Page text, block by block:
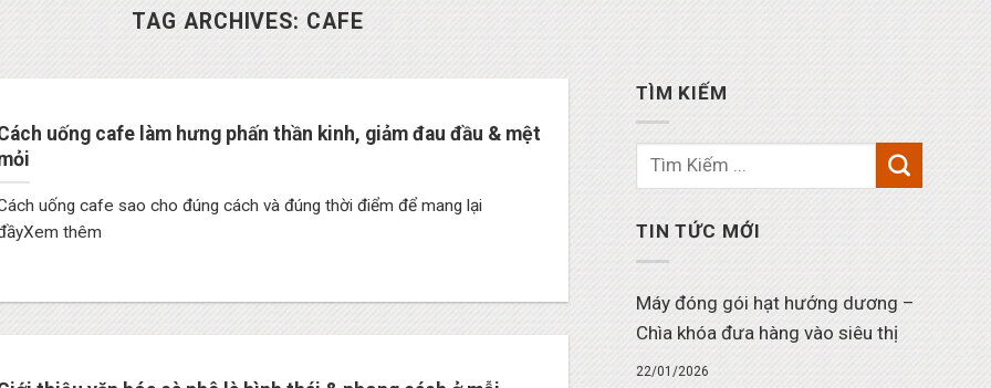
TAG ARCHIVES: CAFE
uống cafe làm hưng phấn thần kinh, giảm đau đầu & mệt
uống cafe sao cho đúng cách và đúng thời điểm để mang lại
thêm
TÌM KIẾM
TIN TỨC MỚI
Máy đóng gói hạt hướng dương –
Chìa khóa đưa hàng vào siêu thị
22/01/2026